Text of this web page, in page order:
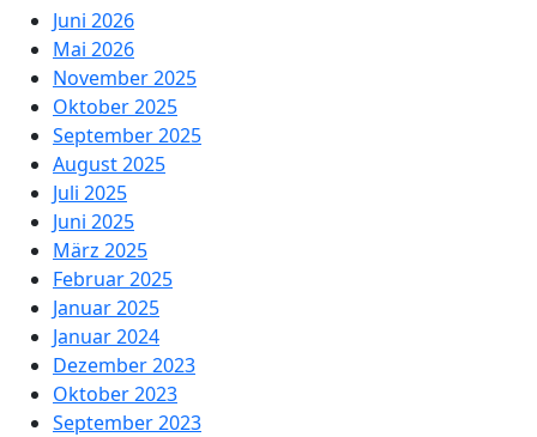
Juni 2026
Mai 2026
November 2025
Oktober 2025
September 2025
August 2025
Juli 2025
Juni 2025
März 2025
Februar 2025
Januar 2025
Januar 2024
Dezember 2023
Oktober 2023
September 2023